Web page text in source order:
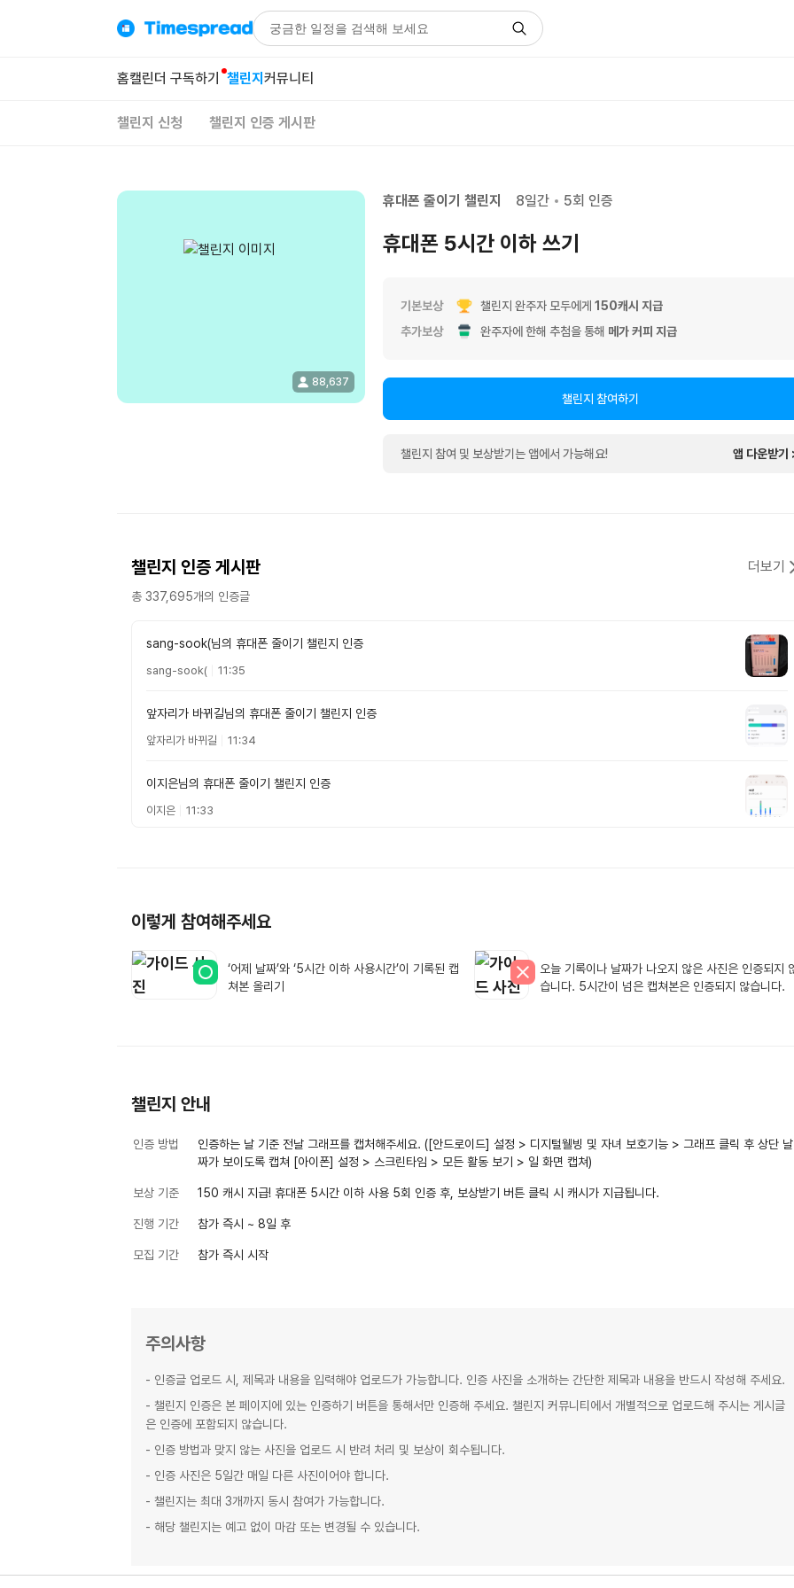
홈캘린더 구독하기 챌린지 커뮤니티
챌린지 신청 챌린지 인증 게시판
88,637
휴대폰 줄이기 챌린지 8일간 5회 인증
휴대폰 5시간 이하 쓰기
기본보상 챌린지 완주자 모두에게 150캐시 지급
추가보상
완주자에 한해 추첨을 통해 메가 커피 지급
챌린지 참여하기
챌린지 참여 및 보상받기는 앱에서 가능해요! 앱 다운받기
챌린지 인증 게시판 더보기
총 337,695개의 인증글
sang-sook(님의 휴대폰 줄이기 챌린지 인증
sang-sook( 11:35
앞자리가 바뀌길님의 휴대폰 줄이기 챌린지 인증
앞자리가 바뀌길 11:34
이지은님의 휴대폰 줄이기 챌린지 인증
이지은 11:33
이렇게 참여해주세요
‘어제 날짜’와 ‘5시간 이하 사용시간’이 기록된 캡
쳐본 올리기
오늘 기록이나 날짜가 나오지 않은 사진은 인증되지
습니다. 5시간이 넘은 캡쳐본은 인증되지 않습니다.
챌린지 안내
인증 방법
인증하는 날 기준 전날 그래프를 캡처해주세요. ([안드로이드] 설정 > 디지털웰빙 및 자녀 보호기능 > 그래프 클릭 후 상단 날
짜가 보이도록 캡쳐 [아이폰] 설정 > 스크린타임 > 모든 활동 보기 > 일 화면 캡쳐)
보상 기준 150 캐시 지급! 휴대폰 5시간 이하 사용 5회 인증 후, 보상받기 버튼 클릭 시 캐시가 지급됩니다.
진행 기간 참가 즉시 ~ 8일 후
모집 기간 참가 즉시 시작
주의사항
- 인증글 업로드 시, 제목과 내용을 입력해야 업로드가 가능합니다. 인증 사진을 소개하는 간단한 제목과 내용을 반드시 작성해 주세요.
- 챌린지 인증은 본 페이지에 있는 인증하기 버튼을 통해서만 인증해 주세요. 챌린지 커뮤니티에서 개별적으로 업로드해 주시는 게시글
은 인증에 포함되지 않습니다.
- 인증 방법과 맞지 않는 사진을 업로드 시 반려 처리 및 보상이 회수됩니다.
- 인증 사진은 5일간 매일 다른 사진이어야 합니다.
- 챌린지는 최대 3개까지 동시 참여가 가능합니다.
- 해당 챌린지는 예고 없이 마감 또는 변경될 수 있습니다.